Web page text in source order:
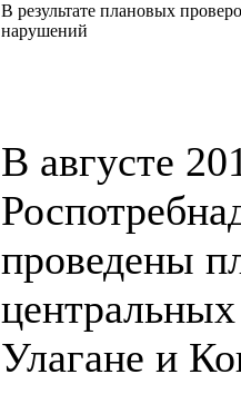
В результате плановых
нарушений
В августе
проведены
Улагане и